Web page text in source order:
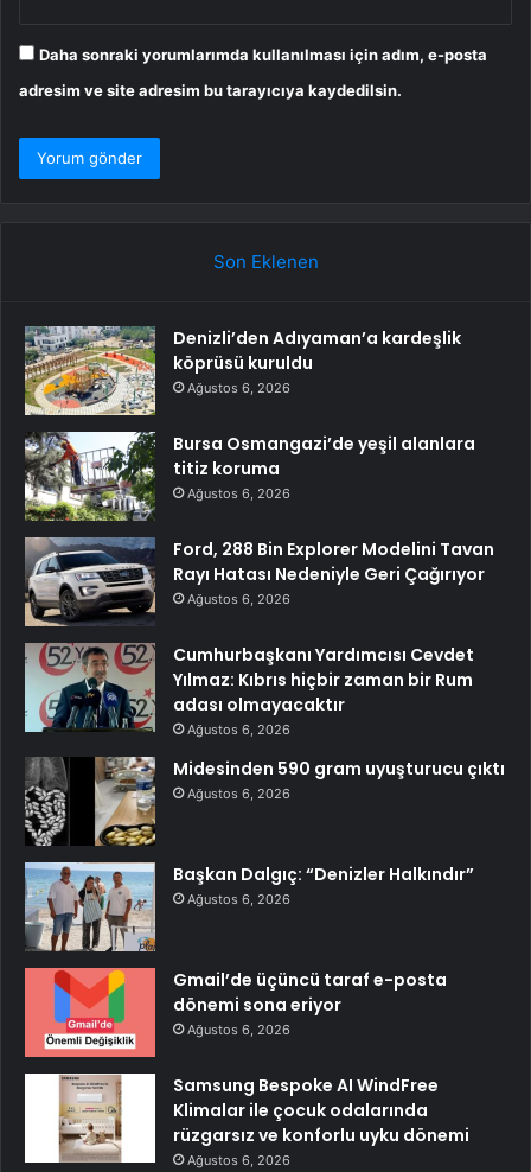
Daha sonraki yorumlarımda kullanılması için adım, e-posta
adresim ve site adresim bu tarayıcıya kaydedilsin.
Son Eklenen
Denizli’den Adıyaman’a kardeşlik
köprüsü kuruldu
Ağustos 6, 2026
Bursa Osmangazi’de yeşil alanlara
titiz koruma
Ağustos 6, 2026
Ford, 288 Bin Explorer Modelini Tavan
Rayı Hatası Nedeniyle Geri Çağırıyor
Ağustos 6, 2026
Cumhurbaşkanı Yardımcısı Cevdet
Yılmaz: Kıbrıs hiçbir zaman bir Rum
adası olmayacaktır
Ağustos 6, 2026
Midesinden 590 gram uyuşturucu çıktı
Ağustos 6, 2026
Başkan Dalgıç: “Denizler Halkındır”
Ağustos 6, 2026
Gmail’de üçüncü taraf e-posta
dönemi sona eriyor
Ağustos 6, 2026
Samsung Bespoke AI WindFree
Klimalar ile çocuk odalarında
rüzgarsız ve konforlu uyku dönemi
Ağustos 6, 2026